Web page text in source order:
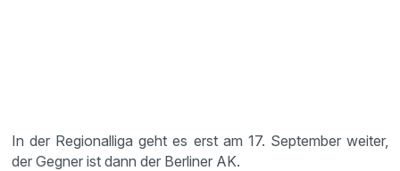
In der Regionalliga geht es erst am 17. September weiter,
der Gegner ist dann der Berliner AK.